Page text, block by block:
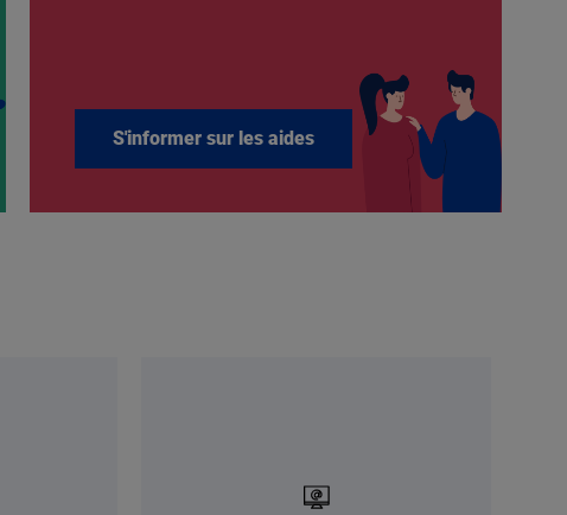
S'informer sur les aides